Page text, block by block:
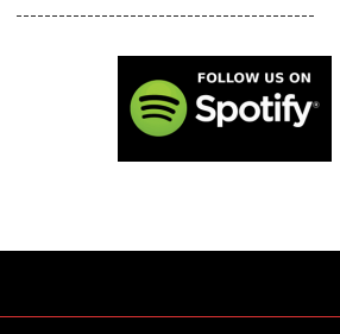
------------------------------------------